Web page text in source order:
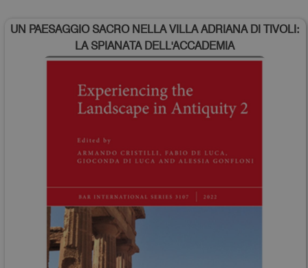
UN PAESAGGIO SACRO NELLA VILLA ADRIANA DI TIVOLI:
LA SPIANATA DELL'ACCADEMIA